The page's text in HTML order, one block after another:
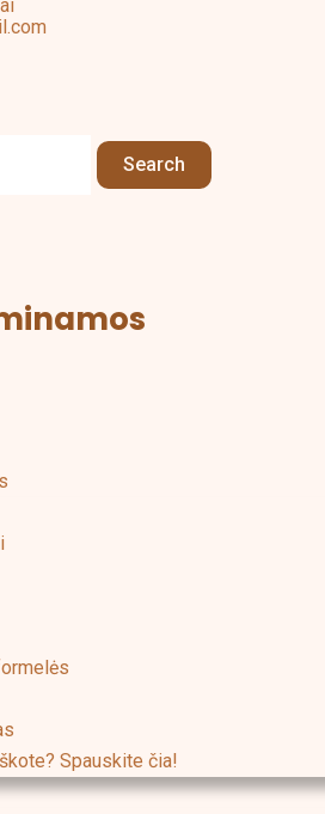
Search
Spauskite čia!